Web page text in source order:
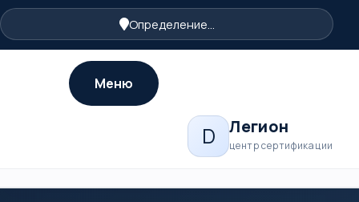
Определение...
D Легион
центр сертификации
Меню